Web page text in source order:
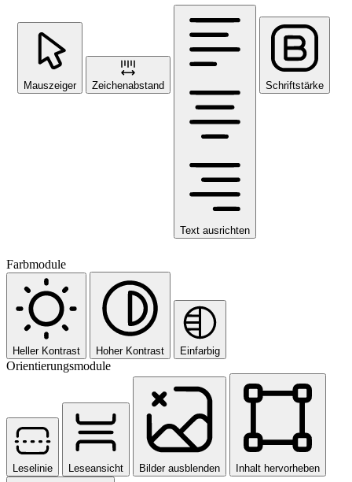
Mauszeiger Zeichenabstand
Text ausrichten
Schriftstärke
Farbmodule
Heller Kontrast Hoher Kontrast Einfarbig
Orientierungsmodule
Leselinie Leseansicht Bilder ausblenden Inhalt hervorheben